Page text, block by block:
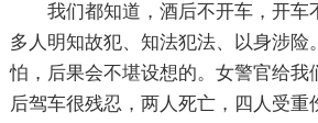
我们都知道，酒后不开车，开车
多人明知故犯、知法犯法、以身涉险
怕，后果会不堪设想的。女警官给我
后驾车很残忍，两人死亡，四人受重